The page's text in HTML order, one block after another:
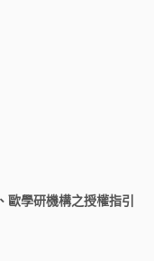
學研機構之授權指引